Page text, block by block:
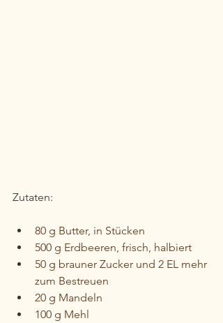
Zutaten:
80 g Butter, in Stücken
500 g Erdbeeren, frisch, halbiert
50 g brauner Zucker und 2 EL mehr
zum Bestreuen
20 g Mandeln
100 g Mehl